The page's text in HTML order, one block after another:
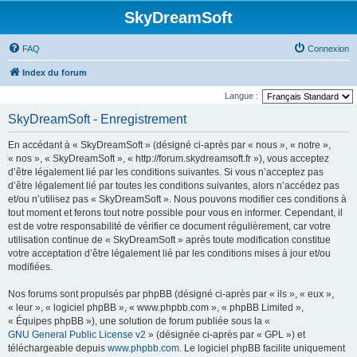
SkyDreamSoft
FAQ Connexion
Index du forum
Langue :
SkyDreamSoft - Enregistrement
En accédant à « SkyDreamSoft » (désigné ci-après par « nous », « notre »,
« nos », « SkyDreamSoft », « http://forum.skydreamsoft.fr »), vous acceptez
d’être légalement lié par les conditions suivantes. Si vous n’acceptez pas
d’être légalement lié par toutes les conditions suivantes, alors n’accédez pas
et/ou n’utilisez pas « SkyDreamSoft ». Nous pouvons modifier ces conditions à
tout moment et ferons tout notre possible pour vous en informer. Cependant, il
est de votre responsabilité de vérifier ce document régulièrement, car votre
utilisation continue de « SkyDreamSoft » après toute modification constitue
votre acceptation d’être légalement lié par les conditions mises à jour et/ou
modifiées.
Nos forums sont propulsés par phpBB (désigné ci-après par « ils », « eux »,
« leur », « logiciel phpBB », « www.phpbb.com », « phpBB Limited »,
« Équipes phpBB »), une solution de forum publiée sous la «
GNU General Public License v2 » (désignée ci-après par « GPL ») et
téléchargeable depuis www.phpbb.com. Le logiciel phpBB facilite uniquement